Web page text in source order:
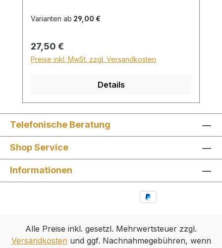
Zuschlag für Sperrgut in Höhe von
Ausland beträgt der Sperrgutzuschlag
30€.
Varianten ab 29,00 €
Regulärer Preis:
27,50 €
Preise inkl. MwSt. zzgl. Versandkosten
Details
Telefonische Beratung
Shop Service
Informationen
Alle Preise inkl. gesetzl. Mehrwertsteuer zzgl.
Versandkostenund ggf. Nachnahmegebühren, wenn